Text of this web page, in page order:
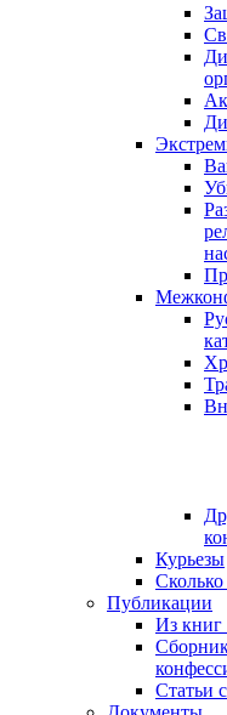
Курьезы
Публикации
Из
Статьи